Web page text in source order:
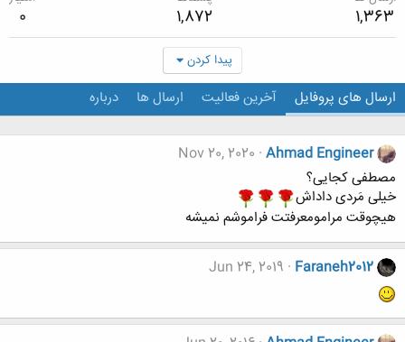
1,363
1,872
0
پیدا کردن
ارسال های پروفایل آخرین فعالیت ارسال ها درباره
Ahmad Engineer
Nov 20, 2020
مصطفی کجایی؟
خیلی مَردی داداش
هیچوقت مرامومعرفتت فراموشم نمیشه
Faraneh2012
Jun 24, 2019